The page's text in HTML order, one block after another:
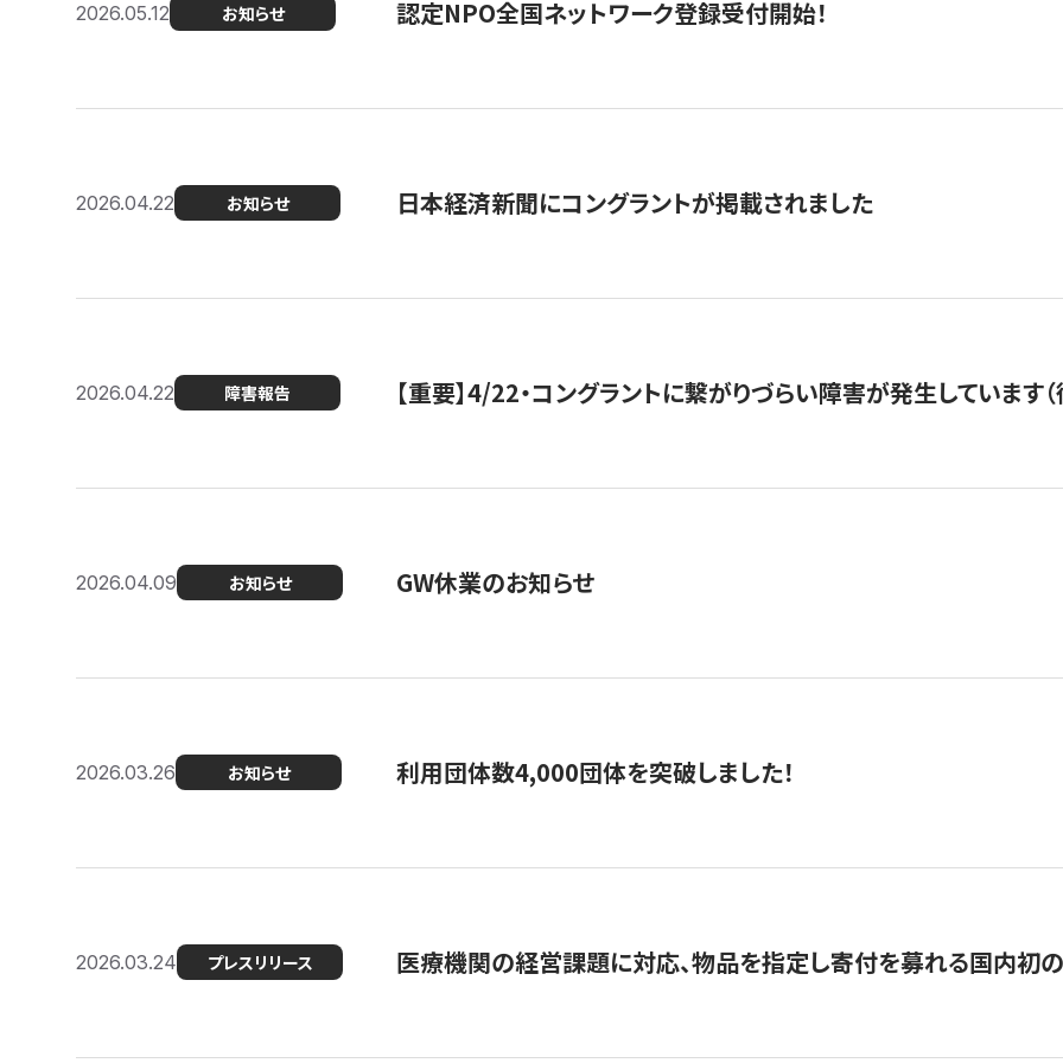
2026.05.12 お知らせ 認定NPO全国ネットワーク登録受付開始！
2026.04.22 お知らせ 日本経済新聞にコングラントが掲載されました
2026.04.22 障害報告 【重要】4/22・コングラントに繋がりづらい障害が発生しています（
2026.04.09 お知らせ GW休業のお知らせ
2026.03.26 お知らせ 利用団体数4,000団体を突破しました！
2026.03.24 プレスリリース 医療機関の経営課題に対応、物品を指定し寄付を募れる国内初の